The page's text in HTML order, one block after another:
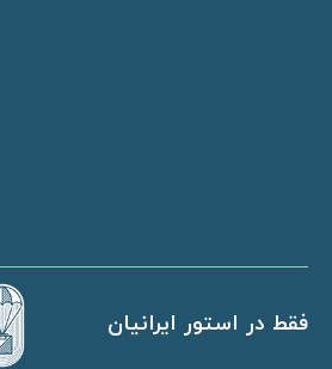
فقط در استور ایرانیان